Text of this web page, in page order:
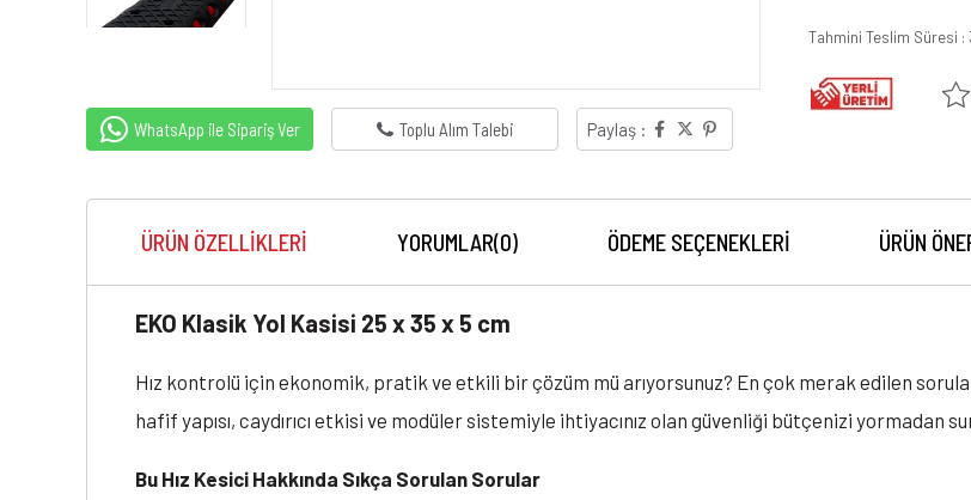
WhatsApp ile Sipariş Ver Toplu Alım Talebi Paylaş :
Tahmini Teslim Süresi :
ÜRÜN ÖZELLIKLERI YORUMLAR(0) ÖDEME SEÇENEKLERI ÜRÜN
EKO Klasik Yol Kasisi 25 x 35 x 5 cm
Hız kontrolü için ekonomik, pratik ve etkili bir çözüm mü arıyorsunuz? En çok merak edilen
hafif yapısı, caydırıcı etkisi ve modüler sistemiyle ihtiyacınız olan güvenliği bütçenizi yormadan
Bu Hız Kesici Hakkında Sıkça Sorulan Sorular